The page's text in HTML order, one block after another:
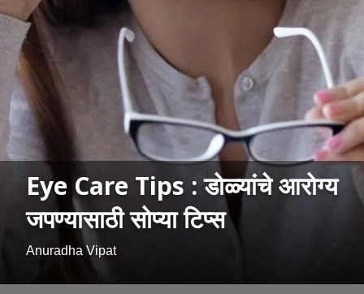
Eye Care Tips : डोळ्यांचे आरोग्य
जपण्यासाठी सोप्या टिप्स
Anuradha Vipat